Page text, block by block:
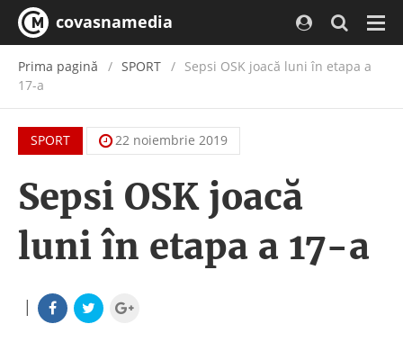
covasnamedia
Prima pagină SPORT
Sepsi OSK joacă luni în etapa a
17-a
SPORT 22 noiembrie 2019
Sepsi OSK joacă
luni în etapa a 17-a
|